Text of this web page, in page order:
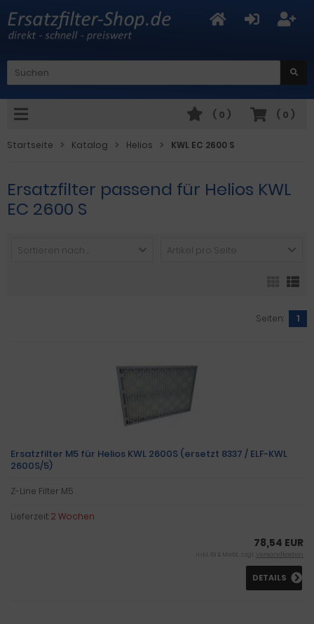
( 0 )
( 0 )
Startseite Katalog Helios KWL EC 2600 S
Ersatzfilter passend für Helios KWL
EC 2600 S
Sortieren nach ... Artikel pro Seite
Seiten: 1
Ersatzfilter M5 für Helios KWL 2600S (ersetzt 8337 / ELF-KWL
2600S/5)
Z-Line Filter M5
Lieferzeit:2 Wochen
78,54 EUR
inkl. 19 % MwSt. zzgl. Versandkosten
DETAILS